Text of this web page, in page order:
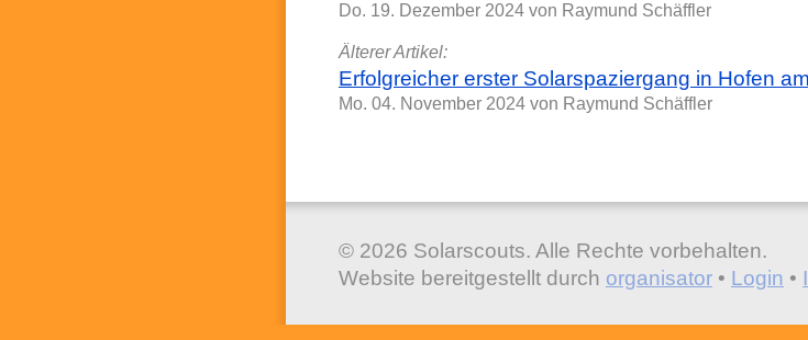
Do. 19. Dezember 2024 von Raymund Schäffler
Älterer Artikel:
Erfolgreicher erster Solarspaziergang in Hofen
Mo. 04. November 2024 von Raymund Schäffler
© 2026 Solarscouts. Alle Rechte vorbehalten.
Website bereitgestellt durch organisator • Login •